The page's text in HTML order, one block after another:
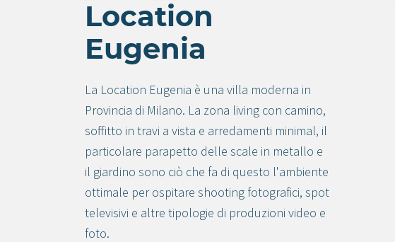
Location
Eugenia
La Location Eugenia è una villa moderna in
Provincia di Milano. La zona living con camino,
soffitto in travi a vista e arredamenti minimal, il
particolare parapetto delle scale in metallo e
il giardino sono ciò che fa di questo l'ambiente
ottimale per ospitare shooting fotografici, spot
televisivi e altre tipologie di produzioni video e
foto.